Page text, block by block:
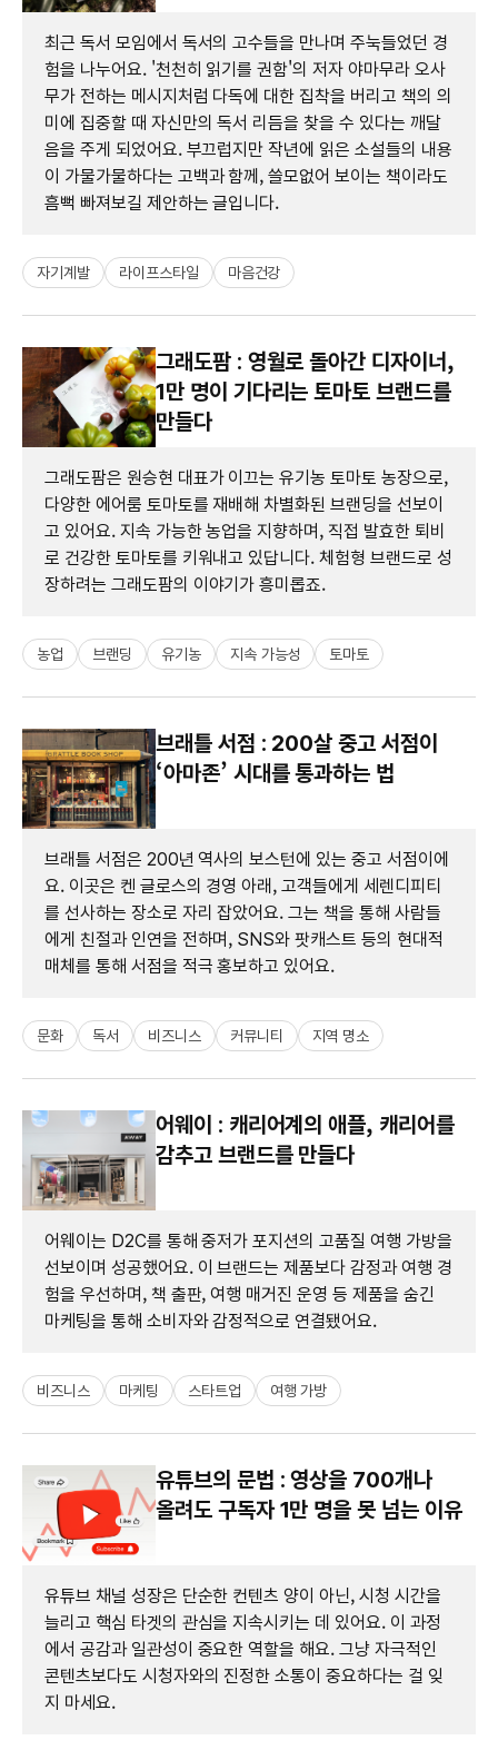
최근 독서 모임에서 독서의 고수들을 만나며 주눅들었던 경
험을 나누어요. '천천히 읽기를 권함'의 저자 야마무라 오사
무가 전하는 메시지처럼 다독에 대한 집착을 버리고 책의 의
미에 집중할 때 자신만의 독서 리듬을 찾을 수 있다는 깨달
음을 주게 되었어요. 부끄럽지만 작년에 읽은 소설들의 내용
이 가물가물하다는 고백과 함께, 쓸모없어 보이는 책이라도
흠뻑 빠져보길 제안하는 글입니다.
자기계발 라이프스타일 마음건강
그래도팜 : 영월로 돌아간 디자이너,
1만 명이 기다리는 토마토 브랜드를
만들다
그래도팜은 원승현 대표가 이끄는 유기농 토마토 농장으로,
다양한 에어룸 토마토를 재배해 차별화된 브랜딩을 선보이
고 있어요. 지속 가능한 농업을 지향하며, 직접 발효한 퇴비
로 건강한 토마토를 키워내고 있답니다. 체험형 브랜드로 성
장하려는 그래도팜의 이야기가 흥미롭죠.
농업 브랜딩 유기농 지속 가능성 토마토
브래틀 서점 : 200살 중고 서점이
‘아마존’ 시대를 통과하는 법
브래틀 서점은 200년 역사의 보스턴에 있는 중고 서점이에
요. 이곳은 켄 글로스의 경영 아래, 고객들에게 세렌디피티
를 선사하는 장소로 자리 잡았어요. 그는 책을 통해 사람들
에게 친절과 인연을 전하며, SNS와 팟캐스트 등의 현대적
매체를 통해 서점을 적극 홍보하고 있어요.
문화 독서 비즈니스 커뮤니티 지역 명소
어웨이 : 캐리어계의 애플, 캐리어를
감추고 브랜드를 만들다
어웨이는 D2C를 통해 중저가 포지션의 고품질 여행 가방을
선보이며 성공했어요. 이 브랜드는 제품보다 감정과 여행 경
험을 우선하며, 책 출판, 여행 매거진 운영 등 제품을 숨긴
마케팅을 통해 소비자와 감정적으로 연결됐어요.
비즈니스 마케팅 스타트업 여행 가방
유튜브의 문법 : 영상을 700개나
올려도 구독자 1만 명을 못 넘는 이유
유튜브 채널 성장은 단순한 컨텐츠 양이 아닌, 시청 시간을
늘리고 핵심 타겟의 관심을 지속시키는 데 있어요. 이 과정
에서 공감과 일관성이 중요한 역할을 해요. 그냥 자극적인
콘텐츠보다도 시청자와의 진정한 소통이 중요하다는 걸 잊
지 마세요.